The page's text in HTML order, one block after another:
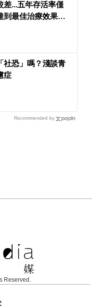
差...五年存活率僅
到最佳治療效果？
社恐」嗎？淺談青
症
Recommended by
Reserved.